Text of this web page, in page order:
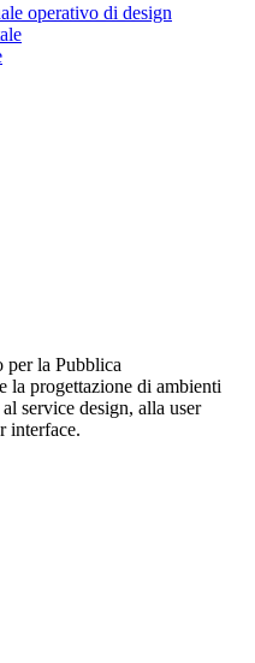
operativo di design
per la Pubblica
la progettazione di ambienti
service design, alla user
interface.